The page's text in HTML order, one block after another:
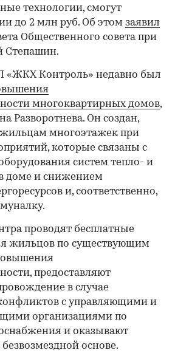
технологии, смогут
до 2 млн руб. Об этом заявил
Общественного совета при
Степашин.
«ЖКХ Контроль» недавно был
многоквартирных домов,
Разворотнева. Он создан,
многоэтажек при
которые связаны с
систем тепло- и
доме и снижением
и, соответственно,
проводят бесплатные
жильцов по существующим
предоставляют
в случае
с управляющими и
организациями по
и оказывают
основе.